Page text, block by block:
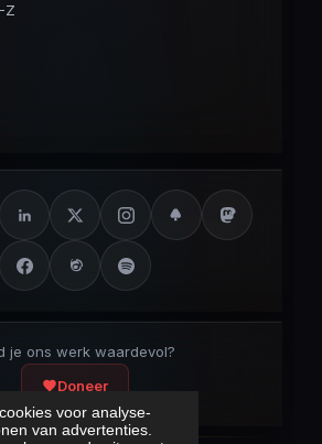
voor analyse-
van advertenties.
Z
je ons werk waardevol?
Doneer